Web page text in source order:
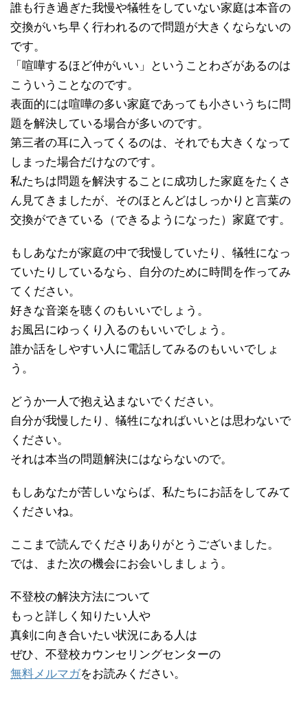
誰も行き過ぎた我慢や犠牲をしていない家庭は本音の
交換がいち早く行われるので問題が大きくならないの
です。
「喧嘩するほど仲がいい」ということわざがあるのは
こういうことなのです。
表面的には喧嘩の多い家庭であっても小さいうちに問
題を解決している場合が多いのです。
第三者の耳に入ってくるのは、それでも大きくなって
しまった場合だけなのです。
私たちは問題を解決することに成功した家庭をたくさ
ん見てきましたが、そのほとんどはしっかりと言葉の
交換ができている（できるようになった）家庭です。
もしあなたが家庭の中で我慢していたり、犠牲になっ
ていたりしているなら、自分のために時間を作ってみ
てください。
好きな音楽を聴くのもいいでしょう。
お風呂にゆっくり入るのもいいでしょう。
誰か話をしやすい人に電話してみるのもいいでしょ
う。
どうか一人で抱え込まないでください。
自分が我慢したり、犠牲になればいいとは思わないで
ください。
それは本当の問題解決にはならないので。
もしあなたが苦しいならば、私たちにお話をしてみて
くださいね。
ここまで読んでくださりありがとうございました。
では、また次の機会にお会いしましょう。
不登校の解決方法について
もっと詳しく知りたい人や
真剣に向き合いたい状況にある人は
ぜひ、不登校カウンセリングセンターの
無料メルマガをお読みください。